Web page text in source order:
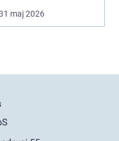
arbetsmoment.
Däckva...
maj 2026